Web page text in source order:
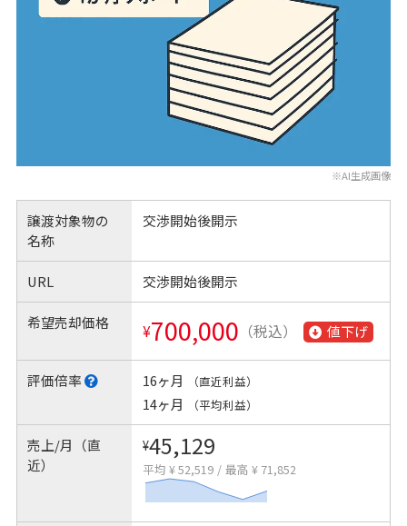
※AI生成画像
譲渡対象物の
名称
交渉開始後開示
URL 交渉開始後開示
希望売却価格 ¥700,000 （税込） 値下げ
評価倍率 16ヶ月 （直近利益）
14ヶ月 （平均利益）
売上/月（直
近）
¥45,129
平均 ¥ 52,519 / 最高 ¥ 71,852